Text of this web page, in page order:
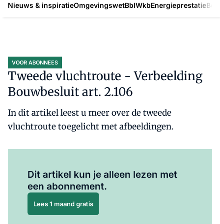
Nieuws & inspiratieOmgevingswetBblWkbEnergieprestatie
VOOR ABONNEES
Tweede vluchtroute - Verbeelding
Bouwbesluit art. 2.106
In dit artikel leest u meer over de tweede
vluchtroute toegelicht met afbeeldingen.
Dit artikel kun je alleen lezen met
een abonnement.
Lees 1 maand gratis